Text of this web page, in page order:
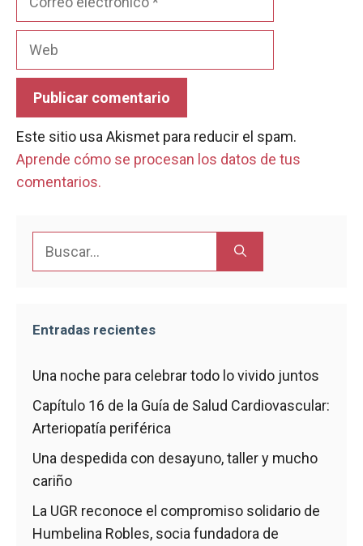
Este sitio usa Akismet para reducir el spam.
Aprende cómo se procesan los datos de tus
comentarios.
Entradas recientes
Una noche para celebrar todo lo vivido juntos
Capítulo 16 de la Guía de Salud Cardiovascular:
Arteriopatía periférica
Una despedida con desayuno, taller y mucho
cariño
La UGR reconoce el compromiso solidario de
Humbelina Robles, socia fundadora de